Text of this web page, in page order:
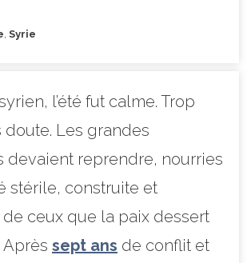
Syrie
l’été fut calme. Trop
doute. Les grandes
reprendre, nourries
stérile, construite et
ceux que la paix dessert
Après sept ans de conflit et